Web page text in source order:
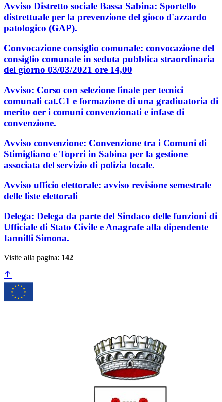
Avviso Distretto sociale Bassa Sabina: Sportello
distrettuale per la prevenzione del gioco d'azzardo
patologico (GAP).
Convocazione consiglio comunale: convocazione del
consiglio comunale in seduta pubblica straordinaria
del giorno 03/03/2021 ore 14,00
Avviso: Corso con selezione finale per tecnici
comunali cat.C1 e formazione di una gradiuatoria di
merito oer i comuni convenzionati e infase di
convenzione.
Avviso convenzione: Convenzione tra i Comuni di
Stimigliano e Toprri in Sabina per la gestione
associata del servizio di polizia locale.
Avviso ufficio elettorale: avviso revisione semestrale
delle liste elettorali
Delega: Delega da parte del Sindaco delle funzioni di
Ufficiale di Stato Civile e Anagrafe alla dipendente
Iannilli Simona.
Visite alla pagina: 142